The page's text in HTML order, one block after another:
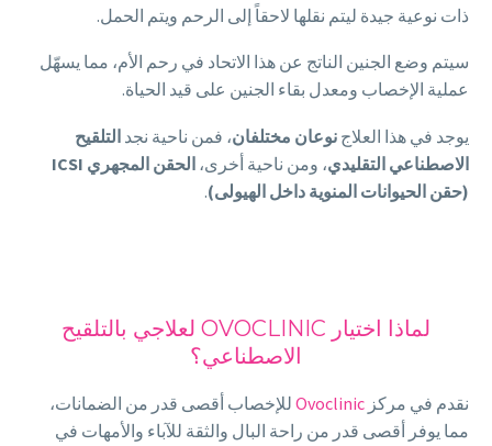
ذات نوعية جيدة ليتم نقلها لاحقاً إلى الرحم ويتم الحمل.
سيتم وضع الجنين الناتج عن هذا الاتحاد في رحم الأم، مما يسهّل
عملية الإخصاب ومعدل بقاء الجنين على قيد الحياة.
يوجد في هذا العلاج نوعان مختلفان، فمن ناحية نجد التلقيح
الاصطناعي التقليدي، ومن ناحية أخرى، الحقن المجهري ICSI
(حقن الحيوانات المنوية داخل الهيولى).
لماذا اختيار OVOCLINIC لعلاجي بالتلقيح
الاصطناعي؟
نقدم في مركز Ovoclinic للإخصاب أقصى قدر من الضمانات،
مما يوفر أقصى قدر من راحة البال والثقة للآباء والأمهات في